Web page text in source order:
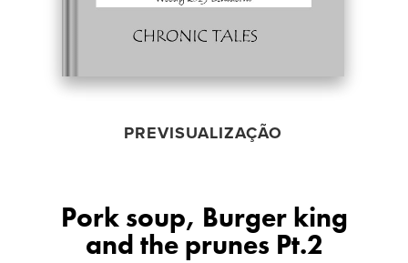
PREVISUALIZAÇÃO
Pork soup, Burger king
and the prunes Pt.2